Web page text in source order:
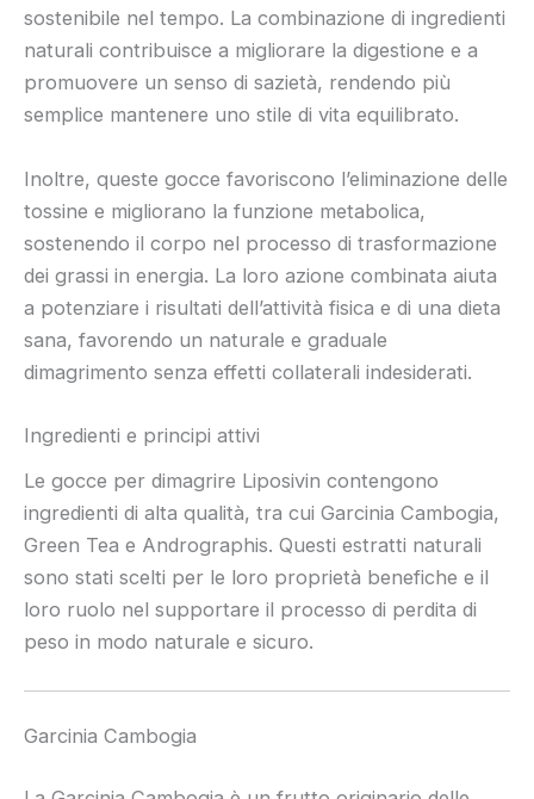
sostenibile nel tempo. La combinazione di ingredienti
naturali contribuisce a migliorare la digestione e a
promuovere un senso di sazietà, rendendo più
semplice mantenere uno stile di vita equilibrato.
Inoltre, queste gocce favoriscono l’eliminazione delle
tossine e migliorano la funzione metabolica,
sostenendo il corpo nel processo di trasformazione
dei grassi in energia. La loro azione combinata aiuta
a potenziare i risultati dell’attività fisica e di una dieta
sana, favorendo un naturale e graduale
dimagrimento senza effetti collaterali indesiderati.
Ingredienti e principi attivi
Le gocce per dimagrire Liposivin contengono
ingredienti di alta qualità, tra cui Garcinia Cambogia,
Green Tea e Andrographis. Questi estratti naturali
sono stati scelti per le loro proprietà benefiche e il
loro ruolo nel supportare il processo di perdita di
peso in modo naturale e sicuro.
Garcinia Cambogia